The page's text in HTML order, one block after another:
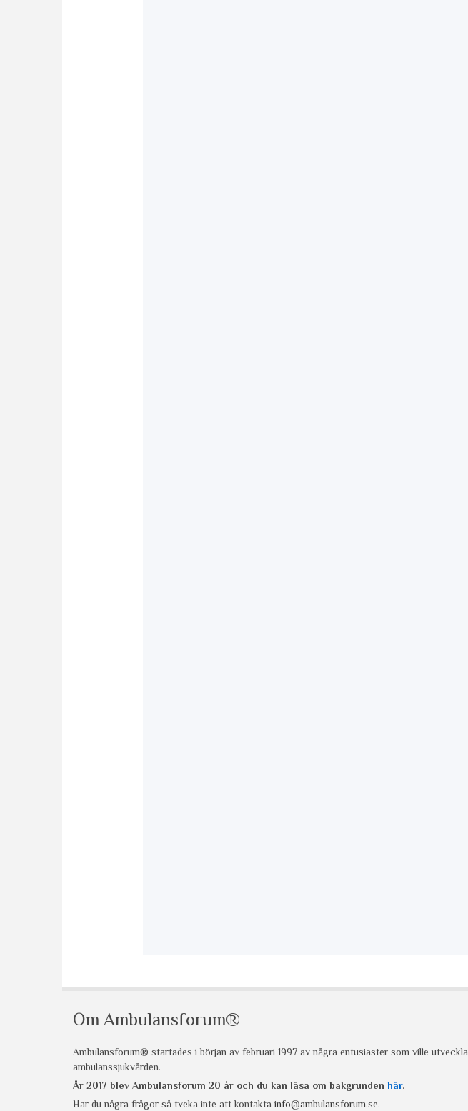
Om Ambulansforum®
Ambulansforum® startades i början av februari 1997 av några entusiaster som ville utveckla
ambulanssjukvården.
År 2017 blev Ambulansforum 20 år och du kan läsa om bakgrunden här.
Har du några frågor så tveka inte att kontakta info@ambulansforum.se.